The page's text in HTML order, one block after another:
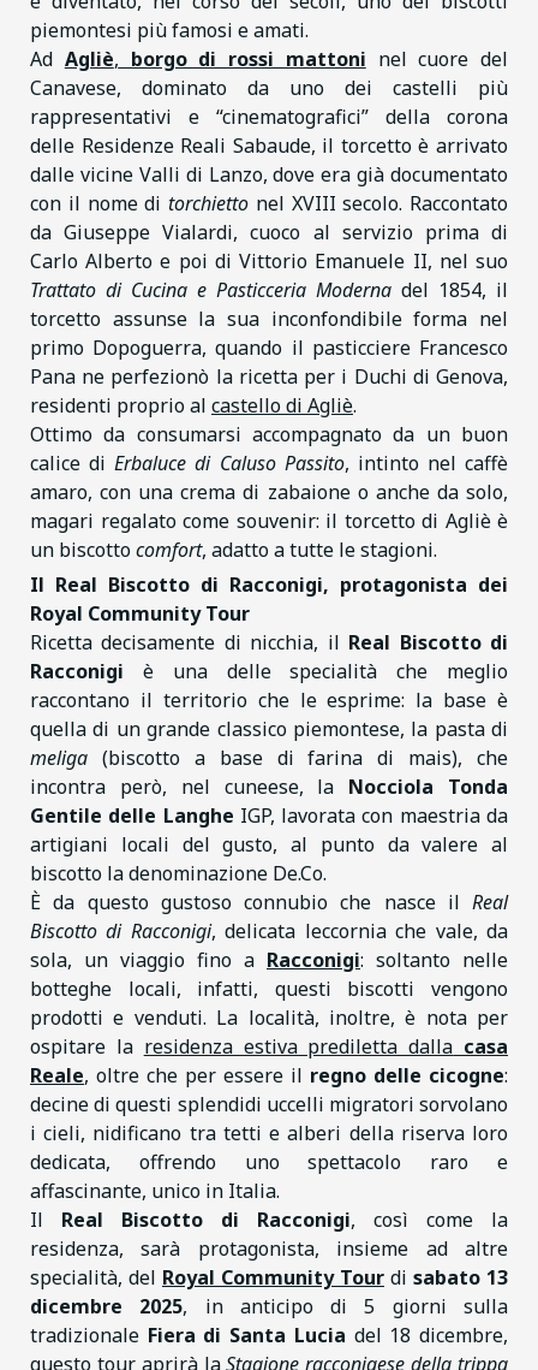
piemontesi più famosi e amati.
Ad Agliè, borgo di rossi mattoni nel cuore del
Canavese, dominato da uno dei castelli più
rappresentativi e “cinematografici” della corona
delle Residenze Reali Sabaude, il torcetto è arrivato
dalle vicine Valli di Lanzo, dove era già documentato
con il nome di torchietto nel XVIII secolo. Raccontato
da Giuseppe Vialardi, cuoco al servizio prima di
Carlo Alberto e poi di Vittorio Emanuele II, nel suo
Trattato di Cucina e Pasticceria Moderna del 1854, il
torcetto assunse la sua inconfondibile forma nel
primo Dopoguerra, quando il pasticciere Francesco
Pana ne perfezionò la ricetta per i Duchi di Genova,
residenti proprio al castello di Agliè.
Ottimo da consumarsi accompagnato da un buon
calice diErbaluce di Caluso Passito, intinto nel caffè
amaro, con una crema di zabaione o anche da solo,
magari regalato come souvenir: il torcetto di Agliè è
un biscottocomfort, adatto a tutte le stagioni.
Il Real Biscotto di Racconigi, protagonista dei
Royal Community Tour
Ricetta decisamente di nicchia, il Real Biscotto di
Racconigi è una delle specialità che meglio
raccontano il territorio che le esprime: la base è
quella di un grande classico piemontese, la pasta di
meliga (biscotto a base di farina di mais), che
incontra però, nel cuneese, la Nocciola Tonda
Gentile delle Langhe IGP, lavorata con maestria da
artigiani locali del gusto, al punto da valere al
biscotto la denominazione De.Co.
È da questo gustoso connubio che nasce il Real
Biscotto di Racconigi, delicata leccornia che vale, da
sola, un viaggio fino a Racconigi: soltanto nelle
botteghe locali, infatti, questi biscotti vengono
prodotti e venduti. La località, inoltre, è nota per
ospitare la residenza estiva prediletta dalla casa
Reale, oltre che per essere il regno delle cicogne:
decine di questi splendidi uccelli migratori sorvolano
i cieli, nidificano tra tetti e alberi della riserva loro
dedicata, offrendo uno spettacolo raro e
affascinante, unico in Italia.
Il Real Biscotto di Racconigi, così come la
residenza, sarà protagonista, insieme ad altre
specialità, del Royal Community Tour di sabato 13
dicembre 2025, in anticipo di 5 giorni sulla
tradizionale Fiera di Santa Lucia del 18 dicembre,
questo tour aprirà laStagione racconigese della trippa